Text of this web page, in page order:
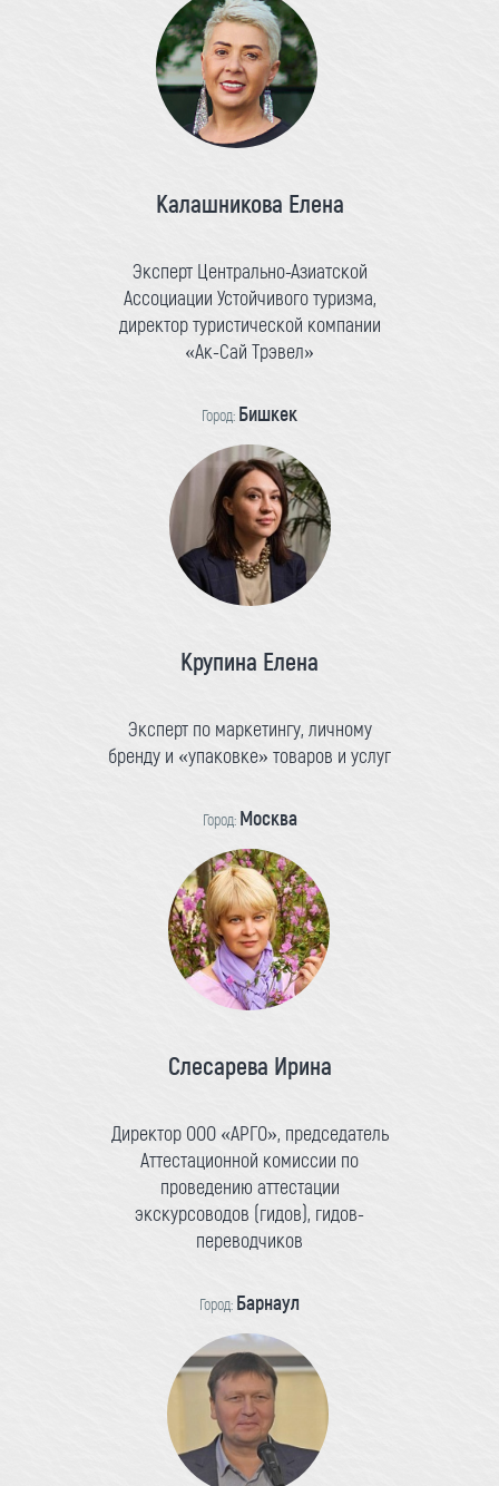
Калашникова Елена
Эксперт Центрально-Азиатской
Ассоциации Устойчивого туризма,
директор туристической компании
«Ак-Сай Трэвел»
Город: Бишкек
Крупина Елена
Эксперт по маркетингу, личному
бренду и «упаковке» товаров и услуг
Город: Москва
Слесарева Ирина
Директор ООО «АРГО», председатель
Аттестационной комиссии по
проведению аттестации
экскурсоводов (гидов), гидов-
переводчиков
Город: Барнаул